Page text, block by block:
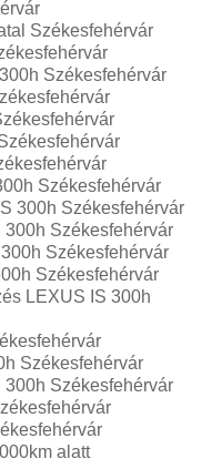
Székesfehérvár
Székesfehérvár
Székesfehérvár
300h Székesfehérvár
Székesfehérvár
Székesfehérvár
Székesfehérvár
LEXUS IS 300h
Székesfehérvár
Székesfehérvár
alatt